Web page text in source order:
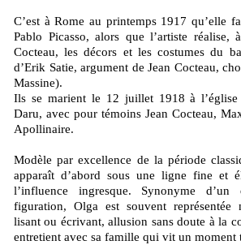
C’est à Rome au printemps 1917 qu’elle
Pablo Picasso, alors que l’artiste réalise,
Cocteau, les décors et les costumes du
d’Erik Satie, argument de Jean Cocteau,
Massine).
Ils se marient le 12 juillet 1918 à
Daru, avec pour témoins Jean Cocteau,
Apollinaire.
Modèle par excellence de la période
apparaît d’abord sous une ligne fine et
l’influence ingresque. Synonyme
figuration, Olga est souvent représentée
lisant ou écrivant, allusion sans doute à la
entretient avec sa famille qui vit un moment